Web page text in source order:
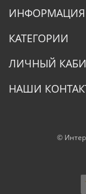
ИНФОРМАЦИЯ
КАТЕГОРИИ
ЛИЧНЫЙ
НАШИ
©